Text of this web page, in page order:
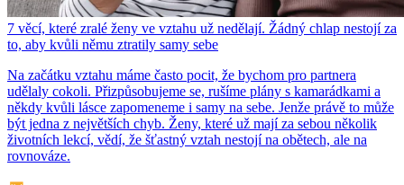
7 věcí, které zralé ženy ve vztahu už nedělají. Žádný chlap nestojí za
to, aby kvůli němu ztratily samy sebe
Na začátku vztahu máme často pocit, že bychom pro partnera
udělaly cokoli. Přizpůsobujeme se, rušíme plány s kamarádkami a
někdy kvůli lásce zapomeneme i samy na sebe. Jenže právě to může
být jedna z největších chyb. Ženy, které už mají za sebou několik
životních lekcí, vědí, že šťastný vztah nestojí na obětech, ale na
rovnováze.